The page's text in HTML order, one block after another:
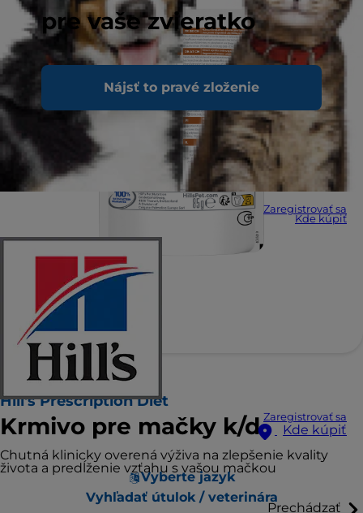
pre vaše zvieratko
Nájsť to pravé zloženie
Zaregistrovať sa
Kde kúpiť
Zaregistrovať sa
Kde kúpiť
Vyberte jazyk
Prechádzať
Hill's Prescription Diet
Krmivo pre mačky k/d
Chutná klinicky overená výživa na zlepšenie kvality
života a predĺženie vzťahu s vašou mačkou
Vyhľadať útulok / veterinára